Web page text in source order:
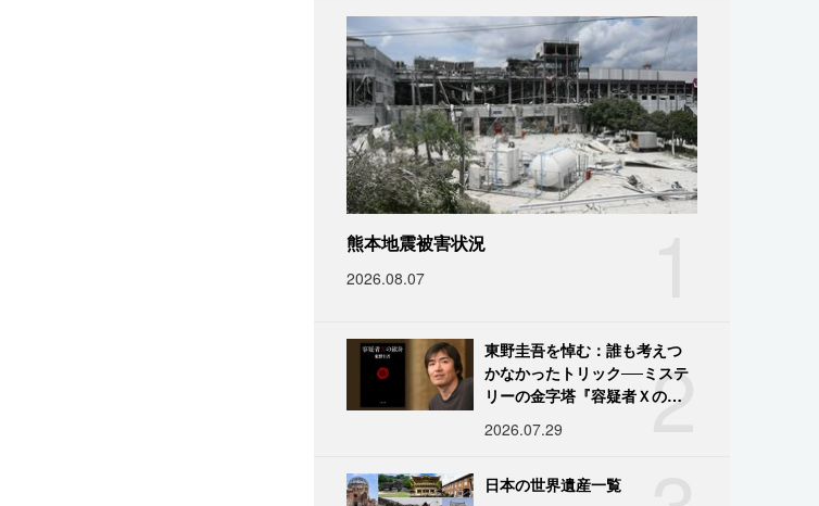
熊本地震被害状況
2026.08.07
2
東野圭吾を悼む：誰も考えつ
かなかったトリック──ミステ
リーの金字塔『容疑者Ｘの献
2026.07.29
日本の世界遺産一覧